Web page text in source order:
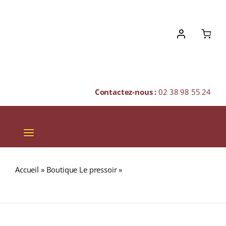
Contactez-nous :02 38 98 55 24
Toggle
Navigation
SPIRITUEUX
Accueil » Boutique Le pressoir»